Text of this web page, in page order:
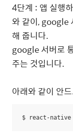
4단계 : 앱 실행
와 같이, google
해 줍니다.
google 서버로
주는 것입니다.
아래와 같이 안
$ react-native